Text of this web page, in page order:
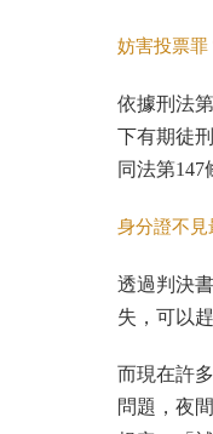
妨害投票罪
依據刑法
下有期徒
同法第
身分證不
透過判決
失，可以
而現在許
問題，夜